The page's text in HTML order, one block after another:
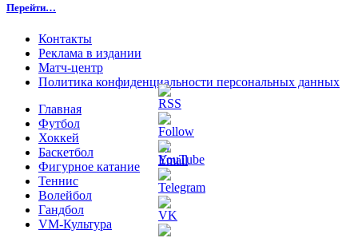
Перейти…
Контакты
Реклама в издании
Матч-центр
Политика конфиденциальности персональных данных
Главная
Футбол
Хоккей
Баскетбол
Фигурное катание
Теннис
Волейбол
Гандбол
VM-Культура